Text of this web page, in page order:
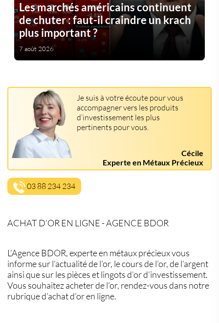
Les marchés américains continuent
de chuter : faut-il craindre un krach
plus important ?
7 août 2026
Je suis à votre écoute pour vous
accompagner vers les produits
d’investissement les plus
pertinents pour vous.
Cécile
Experte en Métaux Précieux
03 88 234 234
ACHAT D’OR EN LIGNE - AGENCE BDOR
L’Agence BDOR, experte en métaux précieux vous
informe sur l’actualité de l’or, le cours de l’or, de l’argent
ainsi que sur les pièces et lingots d’or d’investissement.
Vous souhaitez acheter de l’or, rendez-vous dans notre
rubrique d’achat d’or en ligne.